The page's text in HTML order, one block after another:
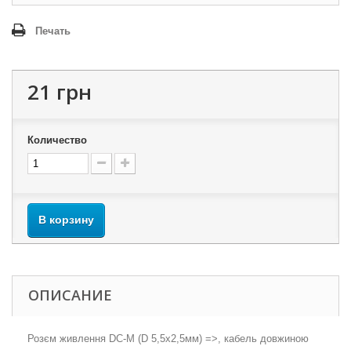
Печать
21 грн
Количество
В корзину
ОПИСАНИЕ
Розєм живлення DC-M (D 5,5x2,5мм) =>, кабель довжиною